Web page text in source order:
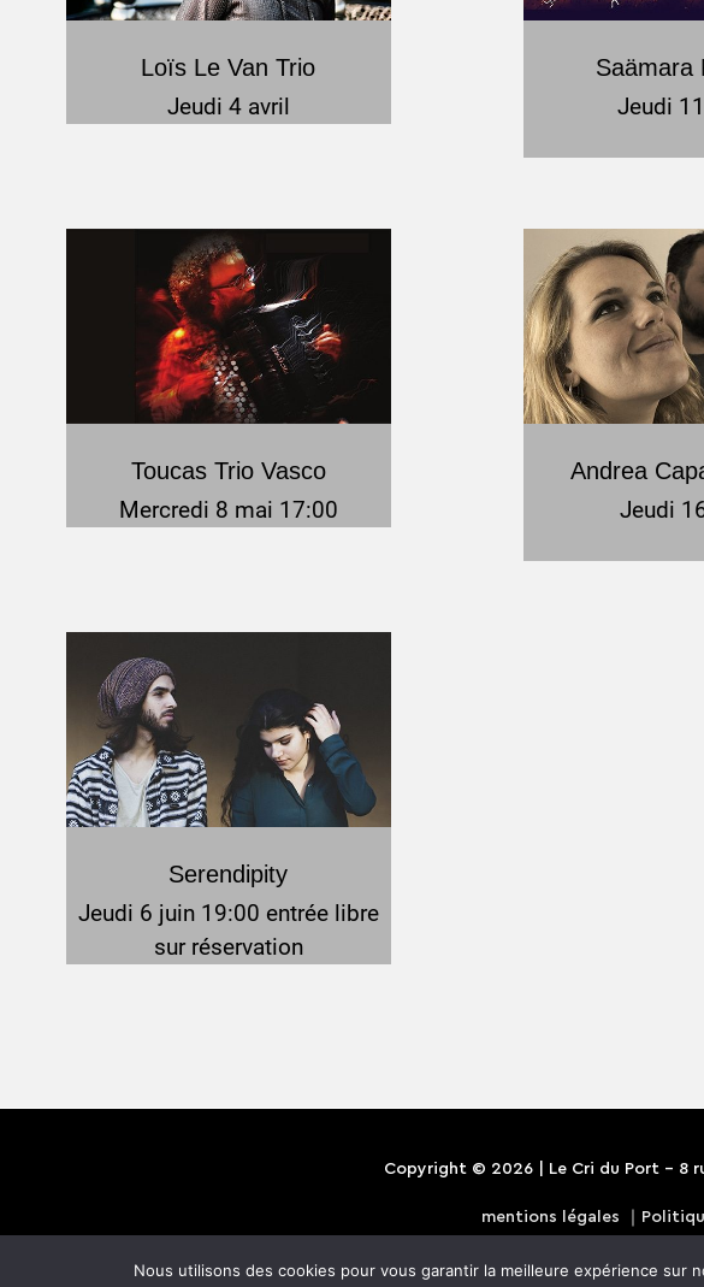
Loïs Le Van Trio
Jeudi 4 avril
Saämara
Jeudi
Toucas Trio Vasco
Mercredi 8 mai 17:00
Andrea
Jeudi
Serendipity
Jeudi 6 juin 19:00 entrée libre
sur réservation
Copyright © 2026 | Le Cri du Port - 8
mentions légales
Nous utilisons des cookies pour vous garantir la meilleure expérience